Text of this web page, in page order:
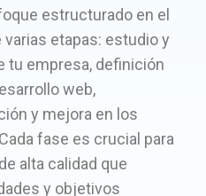
estructurado en el
etapas: estudio y
tu empresa, definición
web,
y mejora en los
fase es crucial para
alta calidad que
y objetivos